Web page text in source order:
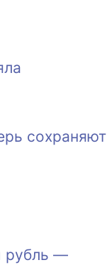
сохраняют
рубль —